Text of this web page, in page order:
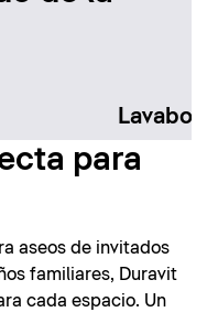
Lavabos
para
aseos de invitados
familiares, Duravit
cada espacio. Un